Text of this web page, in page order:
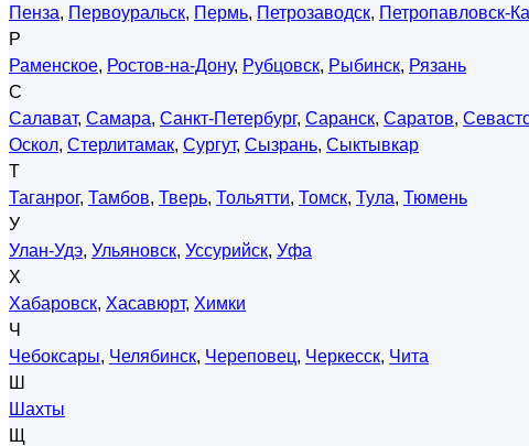
Пенза, Первоуральск, Пермь, Петрозаводск, Петропавловск-
Р
Раменское, Ростов-на-Дону, Рубцовск, Рыбинск, Рязань
С
Салават, Самара, Санкт-Петербург, Саранск, Саратов,
Оскол, Стерлитамак, Сургут, Сызрань, Сыктывкар
Т
Таганрог, Тамбов, Тверь, Тольятти, Томск, Тула, Тюмень
У
Улан-Удэ, Ульяновск, Уссурийск, Уфа
Х
Хабаровск, Хасавюрт, Химки
Ч
Чебоксары, Челябинск, Череповец, Черкесск, Чита
Ш
Шахты
Щ